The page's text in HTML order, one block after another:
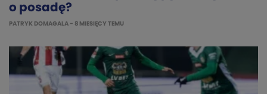
o posadę?
PATRYK DOMAGALA - 8 MIESIĘCY TEMU